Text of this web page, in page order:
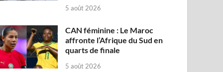
5 août 2026
CAN féminine : Le Maroc
affronte l’Afrique du Sud en
quarts de finale
5 août 2026